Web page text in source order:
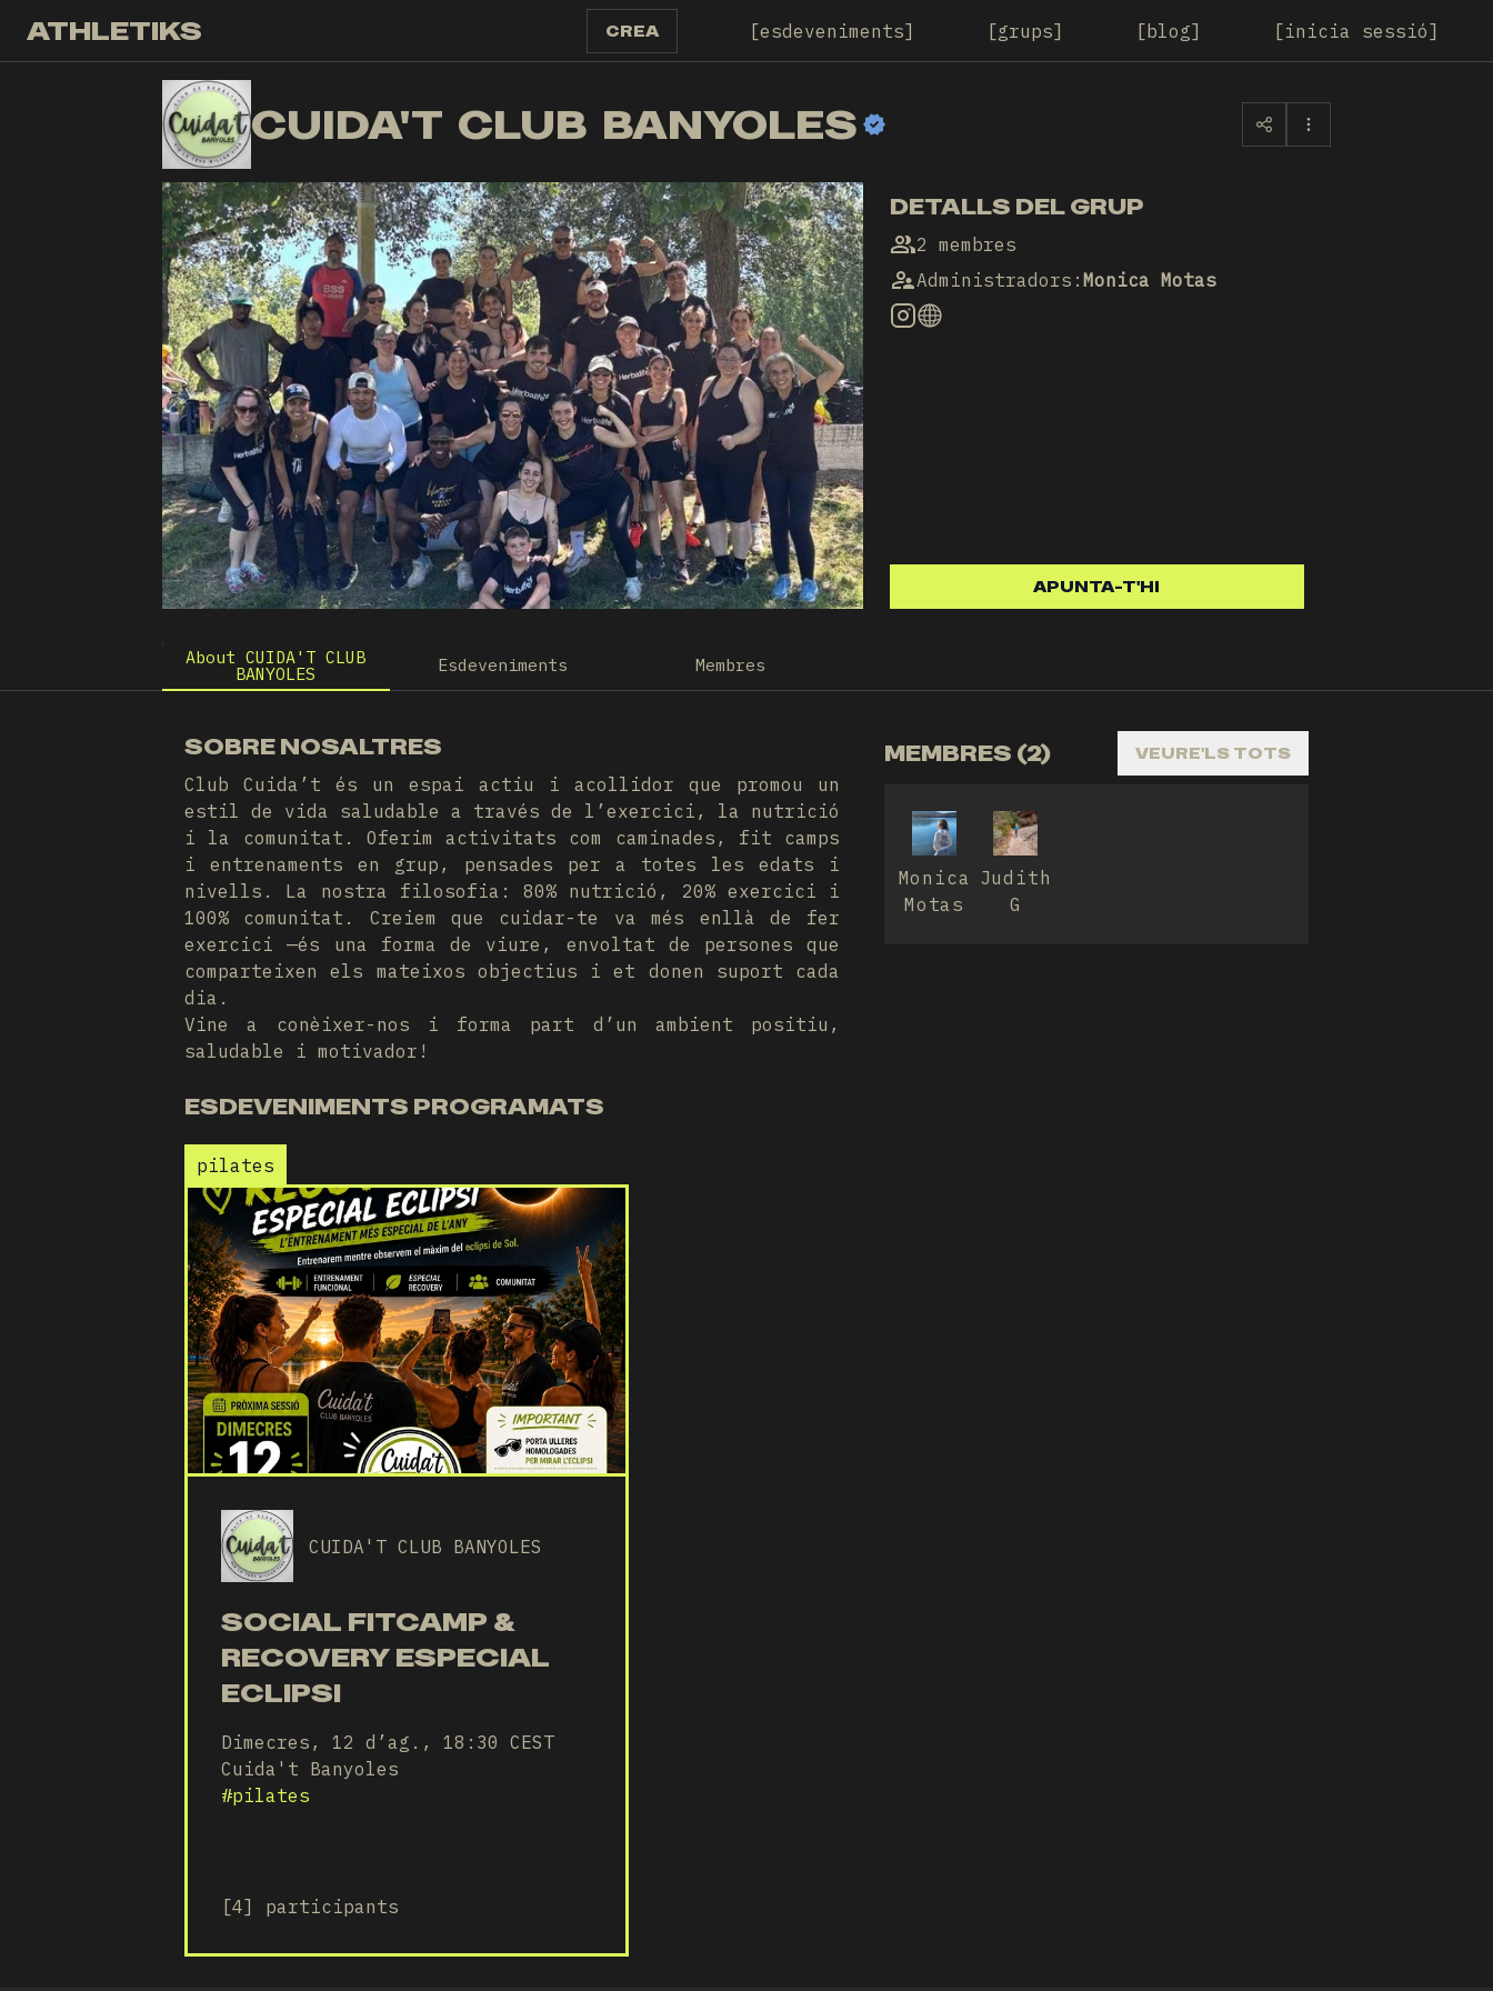
ATHLETIKS CREA esdeveniments grups blog inicia sessió
CC
CUIDA'T CLUB BANYOLES
DETALLS DEL GRUP
2 membres
Administradors : Monica Motas
APUNTA-T'HI
About CUIDA'T CLUB
BANYOLES Esdeveniments Membres
SOBRE NOSALTRES
Club Cuida’t és un espai actiu i acollidor que promou un
estil de vida saludable a través de l’exercici, la nutrició
i la comunitat. Oferim activitats com caminades, fit camps
i entrenaments en grup, pensades per a totes les edats i
nivells. La nostra filosofia: 80% nutrició, 20% exercici i
100% comunitat. Creiem que cuidar-te va més enllà de fer
exercici —és una forma de viure, envoltat de persones que
comparteixen els mateixos objectius i et donen suport cada
dia.
Vine a conèixer-nos i forma part d’un ambient positiu,
saludable i motivador!
ESDEVENIMENTS PROGRAMATS
pilates
CUIDA'T CLUB BANYOLES
SOCIAL FITCAMP &
RECOVERY ESPECIAL
ECLIPSI
Dimecres, 12 d’ag., 18:30 CEST
Cuida't Banyoles
#pilates
[4] participants
MEMBRES (2) VEURE'LS TOTS
Monica
Motas
Judith
G